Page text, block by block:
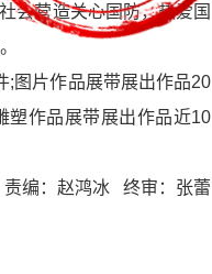
会营造关心国防，热爱国
;图片作品展带展出作品20
塑作品展带展出作品近10
编：赵鸿冰 终审：张蕾